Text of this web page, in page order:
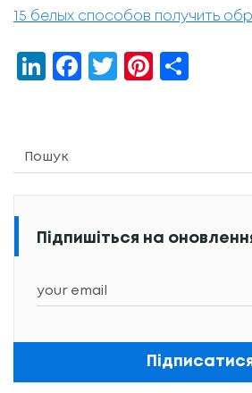
15 белых способов получить
LinkedIn
Facebook
Twitter
Підпишіться на